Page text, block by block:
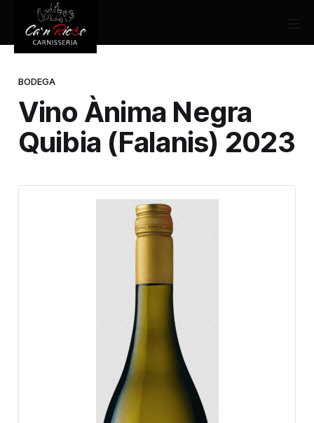
BODEGA
Vino Ànima Negra
Quibia (Falanis) 2023